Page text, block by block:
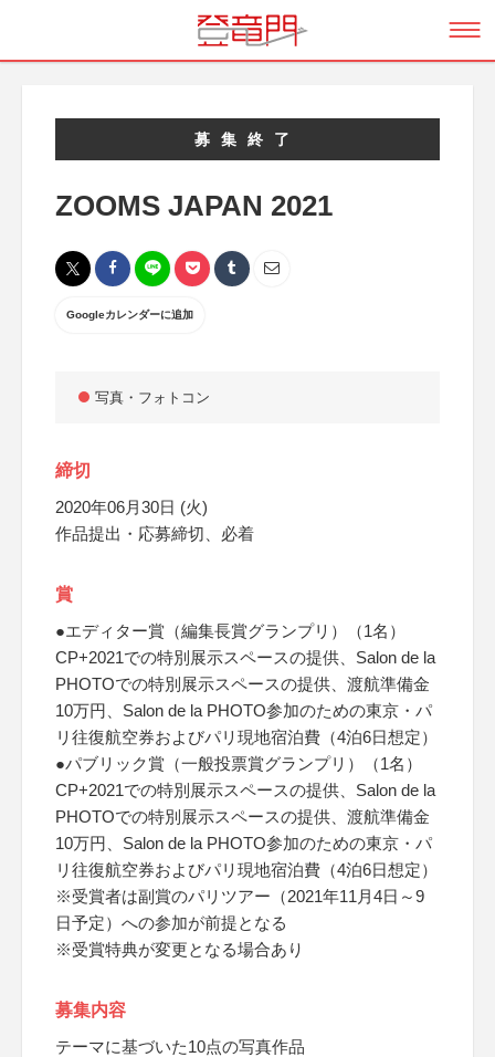
募集終了
ZOOMS JAPAN 2021
Googleカレンダーに追加
写真・フォトコン
締切
2020年06月30日 (火)
作品提出・応募締切、必着
賞
●エディター賞（編集長賞グランプリ）（1名）
CP+2021での特別展示スペースの提供、Salon de la
PHOTOでの特別展示スペースの提供、渡航準備金
10万円、Salon de la PHOTO参加のための東京・パ
リ往復航空券およびパリ現地宿泊費（4泊6日想定）
●パブリック賞（一般投票賞グランプリ）（1名）
CP+2021での特別展示スペースの提供、Salon de la
PHOTOでの特別展示スペースの提供、渡航準備金
10万円、Salon de la PHOTO参加のための東京・パ
リ往復航空券およびパリ現地宿泊費（4泊6日想定）
※受賞者は副賞のパリツアー（2021年11月4日～9
日予定）への参加が前提となる
※受賞特典が変更となる場合あり
募集内容
テーマに基づいた10点の写真作品